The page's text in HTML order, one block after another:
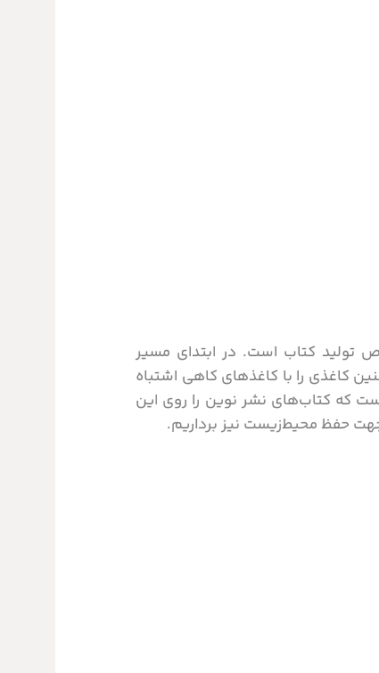
تولید کتاب است. در ابتدای مسیر
کاغذی را با کاغذهای کاهی اشتباه
که کتاب‌های نشر نوین را روی این
حفظ محیط‌زیست نیز برداریم.